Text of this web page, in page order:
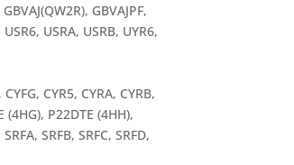
GBVAJPF,
USRA, USRB, UYR6,
CYR5, CYRA, CYRB,
(4HG), P22DTE (4HH),
SRFB, SRFC, SRFD,